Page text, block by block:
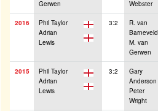
Gerwen
Webster
2016
Phil Taylor
Adrian
Lewis
3:2
R. van
Barneveld
M. van
Gerwen
2015
Phil Taylor
Adrian
Lewis
3:2
Gary
Anderson
Peter
Wright